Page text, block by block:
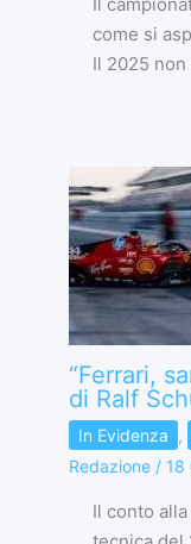
come si
Il 2025
“Ferrari,
di Ralf
In Evidenza ,
Redazione / 18
Il conto